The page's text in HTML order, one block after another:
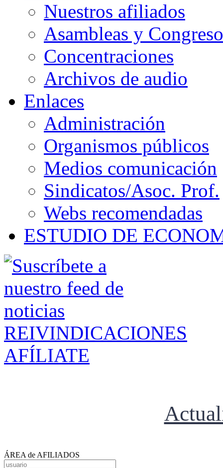
Nuestros afiliados
Asambleas y
Concentraciones
Archivos de audio
Enlaces
Administración
Organismos públicos
Medios comunicación
Sindicatos/Asoc. Prof.
Webs recomendadas
ESTUDIO DE
REIVINDICACIONES
AFÍLIATE
ÁREA de AFILIADOS